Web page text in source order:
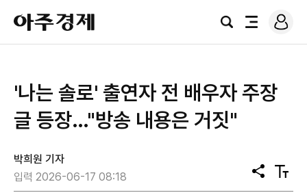
아
주
경
검
전
로
그
'나는 솔로' 출연자 전 배우자 주장
글 등장…"방송 내용은 거짓"
박희원 기자
입력 2026-06-17 08:18
공
유
텍
스